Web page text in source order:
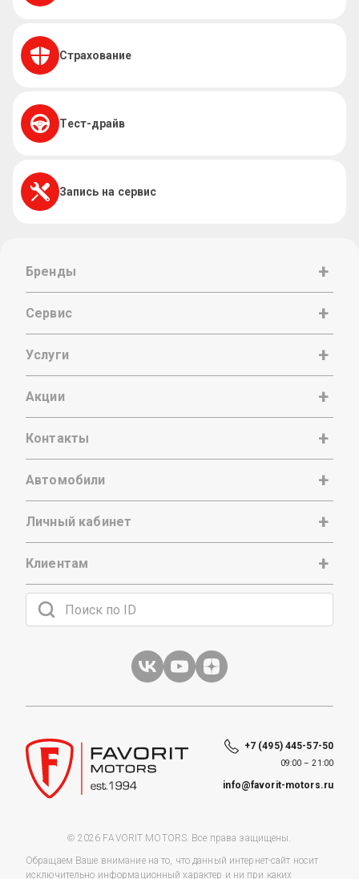
Страхование
Тест-драйв
Запись на сервис
Бренды
Сервис
Услуги
Акции
Контакты
Автомобили
Личный кабинет
Клиентам
+7 (495) 445-57-50
09:00 – 21:00
info@favorit-motors.ru
© 2026 FAVORIT MOTORS. Все права защищены.
Обращаем Ваше внимание на то, что данный интернет-сайт носит
исключительно информационный характер и ни при каких